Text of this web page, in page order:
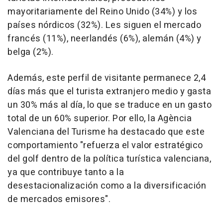
mayoritariamente del Reino Unido (34%) y los
países nórdicos (32%). Les siguen el mercado
francés (11%), neerlandés (6%), alemán (4%) y
belga (2%).
Además, este perfil de visitante permanece 2,4
días más que el turista extranjero medio y gasta
un 30% más al día, lo que se traduce en un gasto
total de un 60% superior. Por ello, la Agència
Valenciana del Turisme ha destacado que este
comportamiento "refuerza el valor estratégico
del golf dentro de la política turística valenciana,
ya que contribuye tanto a la
desestacionalización como a la diversificación
de mercados emisores".